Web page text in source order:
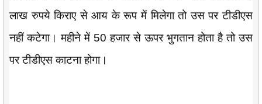
लाख रुपये किराए से आय के रूप में मिलेगा तो उस पर टीडीएस
नहीं कटेगा। महीने में 50 हजार से ऊपर भुगतान होता है तो उस
पर टीडीएस काटना होगा।